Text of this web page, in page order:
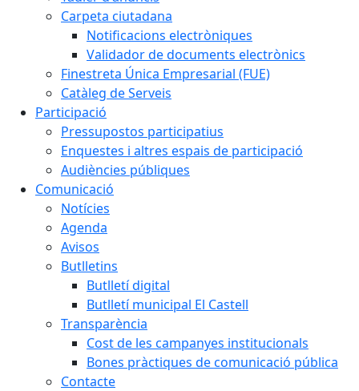
Carpeta ciutadana
Notificacions electròniques
Validador de documents electrònics
Finestreta Única Empresarial (FUE)
Catàleg de Serveis
Participació
Pressupostos participatius
Enquestes i altres espais de participació
Audiències públiques
Comunicació
Notícies
Agenda
Avisos
Butlletins
Butlletí digital
Butlletí municipal El Castell
Transparència
Cost de les campanyes institucionals
Bones pràctiques de comunicació pública
Contacte